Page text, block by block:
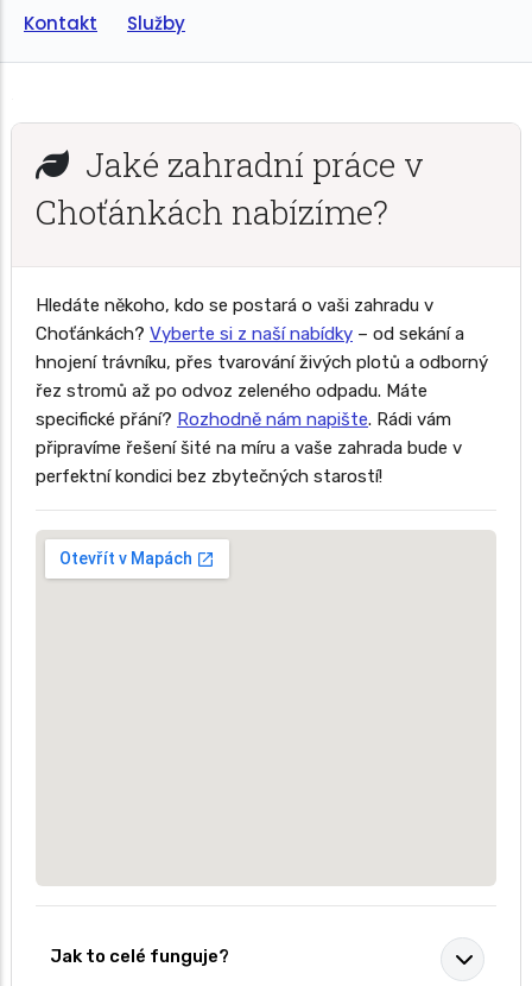
Kontakt Služby
Jaké zahradní práce v
Choťánkách nabízíme?
Hledáte někoho, kdo se postará o vaši zahradu v
Choťánkách? Vyberte si z naší nabídky – od sekání a
hnojení trávníku, přes tvarování živých plotů a odborný
řez stromů až po odvoz zeleného odpadu. Máte
specifické přání? Rozhodně nám napište. Rádi vám
připravíme řešení šité na míru a vaše zahrada bude v
perfektní kondici bez zbytečných starostí!
Jak to celé funguje?